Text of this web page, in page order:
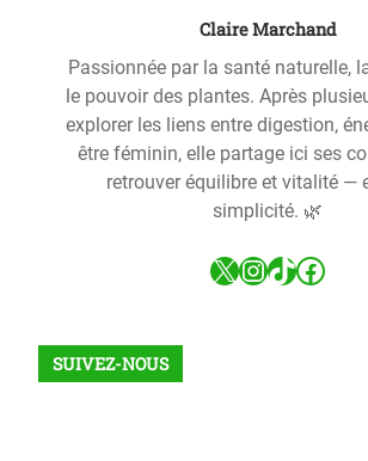
Claire Marchand
Passionnée par la santé naturelle,
le pouvoir des plantes. Après
explorer les liens entre digestion,
être féminin, elle partage ici ses
retrouver équilibre et vitalité —
simplicité. 🌿
X InstagramTikTok Facebook
SUIVEZ-NOUS